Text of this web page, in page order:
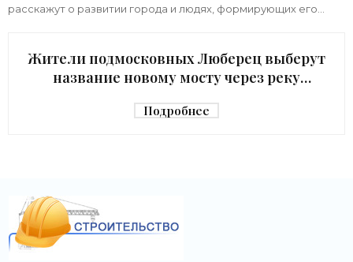
расскажут о развитии города и людях, формирующих его
Жители подмосковных Люберец выберут
название новому мосту через реку
Подробнее